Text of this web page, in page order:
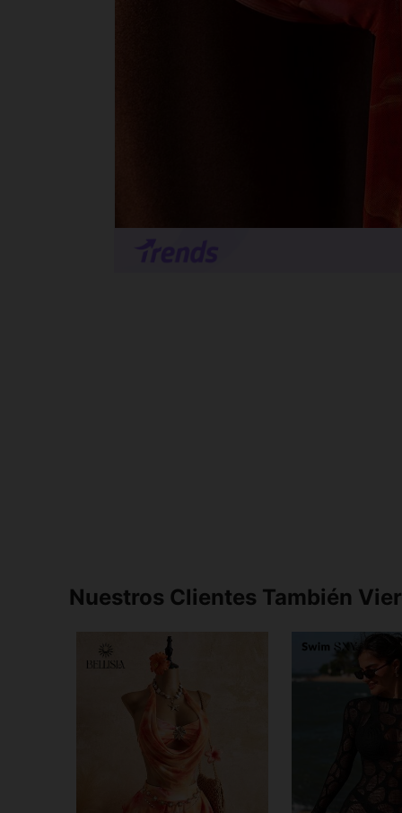
Nuestros Clientes También